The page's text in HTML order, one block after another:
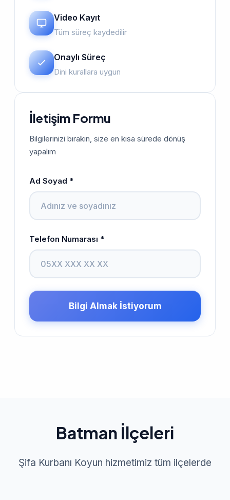
Video Kayıt
Tüm süreç kaydedilir
Onaylı Süreç
Dini kurallara uygun
İletişim Formu
Bilgilerinizi bırakın, size en kısa sürede dönüş
yapalım
Ad Soyad *
Telefon Numarası *
Bilgi Almak İstiyorum
Batman İlçeleri
Şifa Kurbanı Koyun hizmetimiz tüm ilçelerde